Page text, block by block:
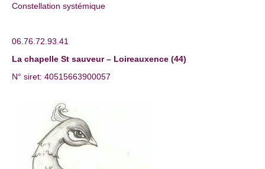
Constellation systémique
06.76.72.93.41
La chapelle St sauveur – Loireauxence (44)
N° siret: 40515663900057